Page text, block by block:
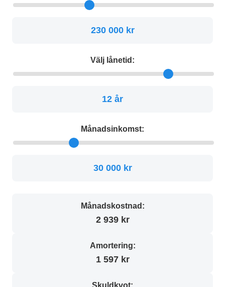
230 000 kr
Välj lånetid:
12 år
Månadsinkomst:
30 000 kr
Månadskostnad:
2 939 kr
Amortering:
1 597 kr
Skuldkvot: